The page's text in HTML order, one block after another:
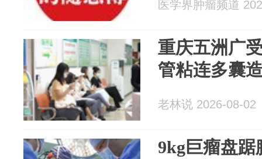
医学界肿瘤频道
重庆五洲广
管粘连多囊
老林说 2026-08-02
9kg巨瘤盘踞